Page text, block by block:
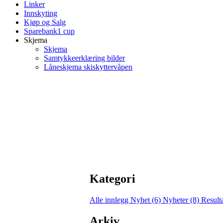
Linker
Innskyting
Kjøp og Salg
Sparebank1 cup
Skjema
Skjema
Samtykkeerklæring bilder
Låneskjema skiskyttervåpen
Kategori
Alle innlegg Nyhet (6) Nyheter (8)